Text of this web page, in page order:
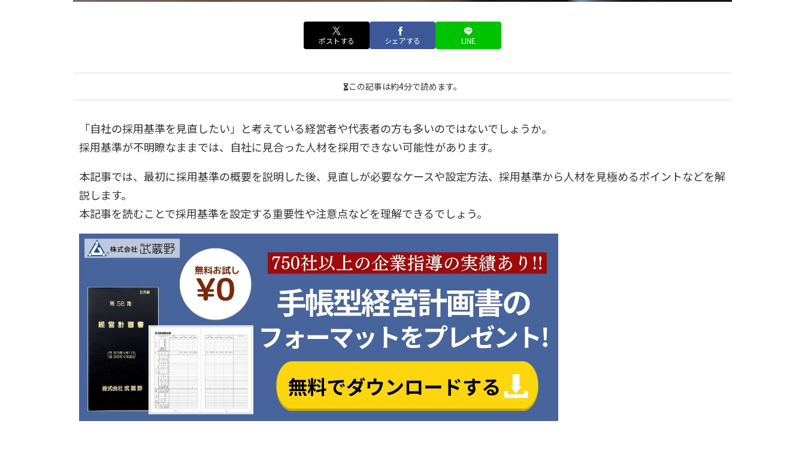
ポストする シェアする LINE
この記事は約4分で読めます。
「自社の採用基準を見直したい」と考えている経営者や代表者の方も多いのではないでしょうか。
採用基準が不明瞭なままでは、自社に見合った人材を採用できない可能性があります。
本記事では、最初に採用基準の概要を説明した後、見直しが必要なケースや設定方法、採用基準から人材を見極めるポイントなどを解
説します。
本記事を読むことで採用基準を設定する重要性や注意点などを理解できるでしょう。